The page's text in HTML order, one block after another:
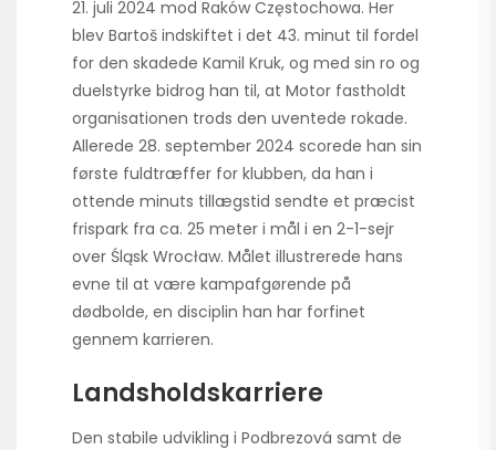
21. juli 2024 mod Raków Częstochowa. Her
blev Bartoš indskiftet i det 43. minut til fordel
for den skadede Kamil Kruk, og med sin ro og
duelstyrke bidrog han til, at Motor fastholdt
organisationen trods den uventede rokade.
Allerede 28. september 2024 scorede han sin
første fuldtræffer for klubben, da han i
ottende minuts tillægstid sendte et præcist
frispark fra ca. 25 meter i mål i en 2-1-sejr
over Śląsk Wrocław. Målet illustrerede hans
evne til at være kampafgørende på
dødbolde, en disciplin han har forfinet
gennem karrieren.
Landsholdskarriere
Den stabile udvikling i Podbrezová samt de